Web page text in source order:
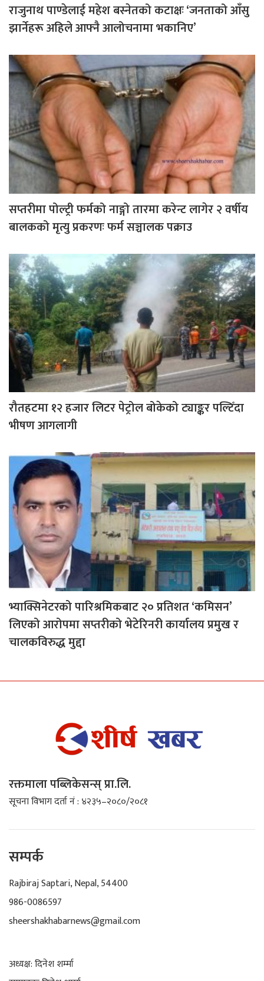
राजुनाथ पाण्डेलाई महेश बस्नेतको कटाक्षः ‘जनताको आँसु
झार्नेहरू अहिले आफ्नै आलोचनामा भकानिए’
सप्तरीमा पोल्ट्री फर्मको नाङ्गो तारमा करेन्ट लागेर २ वर्षीय
बालकको मृत्यु प्रकरणः फर्म सञ्चालक पक्राउ
रौतहटमा १२ हजार लिटर पेट्रोल बोकेको ट्याङ्कर पल्टिँदा
भीषण आगलागी
भ्याक्सिनेटरको पारिश्रमिकबाट २० प्रतिशत ‘कमिसन’
लिएको आरोपमा सप्तरीको भेटेरिनरी कार्यालय प्रमुख र
चालकविरुद्ध मुद्दा
रक्तमाला पब्लिकेसन्स् प्रा.लि.
सूचना विभाग दर्ता नं : ४२३५–२०८०/२०८१
सम्पर्क
Rajbiraj Saptari, Nepal, 54400
986-0086597
sheershakhabarnews@gmail.com
अध्यक्ष: दिनेश शर्म्मा